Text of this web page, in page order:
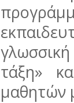
τάξη»
μαθητών